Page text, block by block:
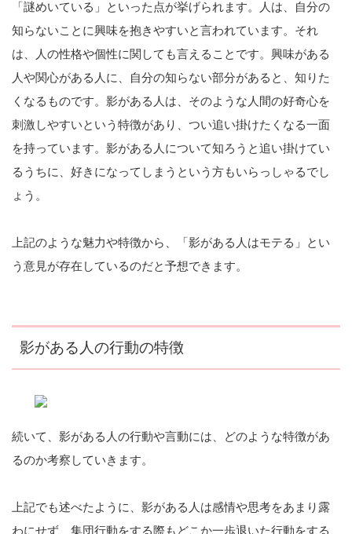
「謎めいている」といった点が挙げられます。人は、自分の
知らないことに興味を抱きやすいと言われています。それ
は、人の性格や個性に関しても言えることです。興味がある
人や関心がある人に、自分の知らない部分があると、知りた
くなるものです。影がある人は、そのような人間の好奇心を
刺激しやすいという特徴があり、つい追い掛けたくなる一面
を持っています。影がある人について知ろうと追い掛けてい
るうちに、好きになってしまうという方もいらっしゃるでし
ょう。
上記のような魅力や特徴から、「影がある人はモテる」とい
う意見が存在しているのだと予想できます。
影がある人の行動の特徴
続いて、影がある人の行動や言動には、どのような特徴があ
るのか考察していきます。
上記でも述べたように、影がある人は感情や思考をあまり露
わにせず、集団行動をする際もどこか一歩退いた行動をする